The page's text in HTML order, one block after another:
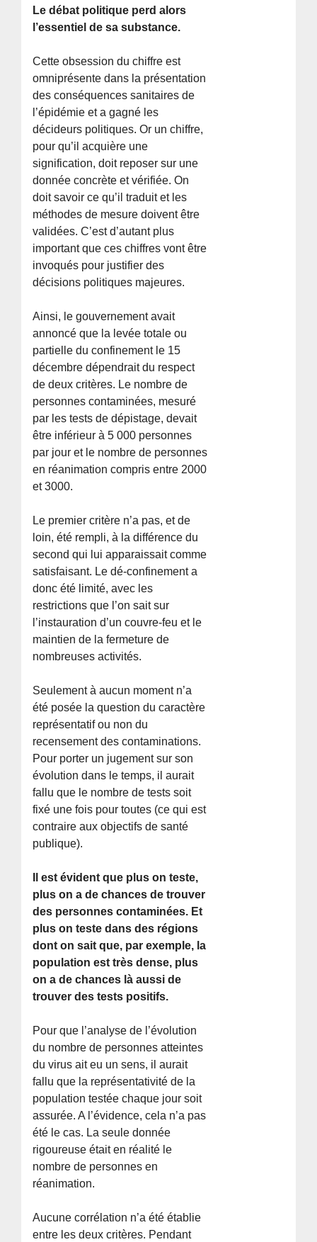
Le débat politique perd alors
l’essentiel de sa substance.
Cette obsession du chiffre est
omniprésente dans la présentation
des conséquences sanitaires de
l’épidémie et a gagné les
décideurs politiques. Or un chiffre,
pour qu’il acquière une
signification, doit reposer sur une
donnée concrète et vérifiée. On
doit savoir ce qu’il traduit et les
méthodes de mesure doivent être
validées. C’est d’autant plus
important que ces chiffres vont être
invoqués pour justifier des
décisions politiques majeures.
Ainsi, le gouvernement avait
annoncé que la levée totale ou
partielle du confinement le 15
décembre dépendrait du respect
de deux critères. Le nombre de
personnes contaminées, mesuré
par les tests de dépistage, devait
être inférieur à 5 000 personnes
par jour et le nombre de personnes
en réanimation compris entre 2000
et 3000.
Le premier critère n’a pas, et de
loin, été rempli, à la différence du
second qui lui apparaissait comme
satisfaisant. Le dé-confinement a
donc été limité, avec les
restrictions que l’on sait sur
l’instauration d’un couvre-feu et le
maintien de la fermeture de
nombreuses activités.
Seulement à aucun moment n’a
été posée la question du caractère
représentatif ou non du
recensement des contaminations.
Pour porter un jugement sur son
évolution dans le temps, il aurait
fallu que le nombre de tests soit
fixé une fois pour toutes (ce qui est
contraire aux objectifs de santé
publique).
Il est évident que plus on teste,
plus on a de chances de trouver
des personnes contaminées. Et
plus on teste dans des régions
dont on sait que, par exemple, la
population est très dense, plus
on a de chances là aussi de
trouver des tests positifs.
Pour que l’analyse de l’évolution
du nombre de personnes atteintes
du virus ait eu un sens, il aurait
fallu que la représentativité de la
population testée chaque jour soit
assurée. A l’évidence, cela n’a pas
été le cas. La seule donnée
rigoureuse était en réalité le
nombre de personnes en
réanimation.
Aucune corrélation n’a été établie
entre les deux critères. Pendant